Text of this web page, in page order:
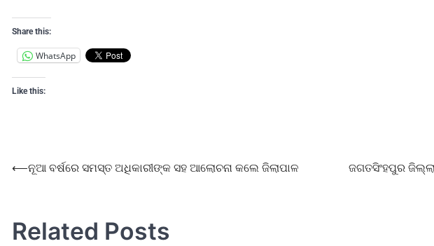
Share this:
WhatsApp
Like this:
⟵ନୂଆ ବର୍ଷରେ ସମସ୍ତ ଅଧିକାରୀଙ୍କ ସହ ଆଲୋଚନା କଲେ ଜିଲାପାଳ
ଜଗତସିଂହପୁର
Related Posts